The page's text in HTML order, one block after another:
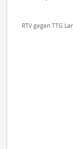
RTV gegen TTG